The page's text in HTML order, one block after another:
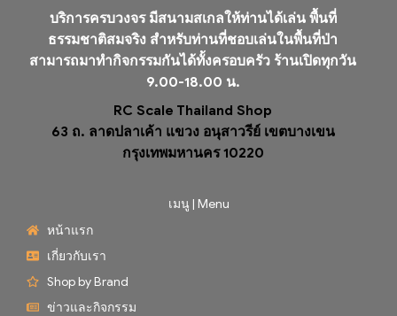
บริการครบวงจร มีสนามสเกลให้ท่านได้เล่น พื้นที่
ธรรมชาติสมจริง สำหรับท่านที่ชอบเล่นในพื้นที่ป่า
สามารถมาทำกิจกรรมกันได้ทั้งครอบครัว ร้านเปิดทุกวัน
9.00-18.00 น.
RC Scale Thailand Shop
63 ถ. ลาดปลาเค้า แขวง อนุสาวรีย์ เขตบางเขน
กรุงเทพมหานคร 10220
เมนู | Menu
หน้าแรก
เกี่ยวกับเรา
Shop by Brand
ข่าวและกิจกรรม